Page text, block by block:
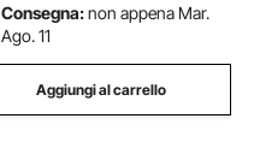
Consegna:non appena Mar.
Ago. 11
Aggiungi al carrello